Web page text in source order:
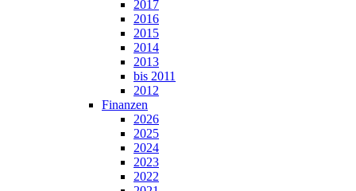
2017
2016
2015
2014
2013
bis 2011
2012
Finanzen
2026
2025
2024
2023
2022